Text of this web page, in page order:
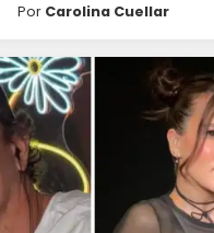
Por Carolina Cuellar